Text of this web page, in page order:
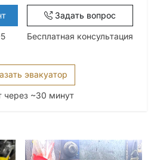
Задать вопрос
Бесплатная консультация
эвакуатор
через ~30 минут